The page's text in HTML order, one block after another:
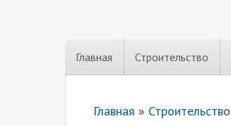
Главная Строительство
Главная » Строительство